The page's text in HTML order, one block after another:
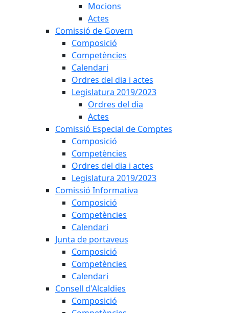
Mocions
Actes
Comissió de Govern
Composició
Competències
Calendari
Ordres del dia i actes
Legislatura 2019/2023
Ordres del dia
Actes
Comissió Especial de Comptes
Composició
Competències
Ordres del dia i actes
Legislatura 2019/2023
Comissió Informativa
Composició
Competències
Calendari
Junta de portaveus
Composició
Competències
Calendari
Consell d'Alcaldies
Composició